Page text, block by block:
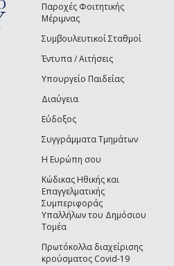
sends e-mail)
Παροχές Φοιτητικής
Μέριμνας
Συμβουλευτικοί Σταθμοί
Έντυπα / Αιτήσεις
Υπουργείο Παιδείας
Διαύγεια
Εύδοξος
Συγγράμματα Τμημάτων
Η Ευρώπη σου
Κώδικας Ηθικής και
Επαγγελματικής
Συμπεριφοράς
Υπαλλήλων του Δημόσιου
Τομέα
Πρωτόκολλα διαχείρισης
κρούσματος Covid-19